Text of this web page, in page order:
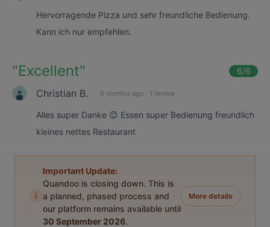
Hervorragende Pizza und sehr freundliche Bedienung.
Kann ich nur empfehlen.
"Excellent" 6/6
Christian B. 5 months ago · 1 review
Alles super Danke 😊 Essen super Bedienung freundlich
kleines nettes Restaurant
i
Important Update:
Quandoo is closing down. This is
a planned, phased process and
our platform remains available until
30 September 2026.
More details